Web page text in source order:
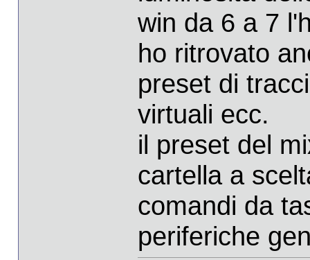
win da 6 a 7
ho ritrovato
preset di
virtuali ecc.
il preset del
cartella a
comandi da
periferiche